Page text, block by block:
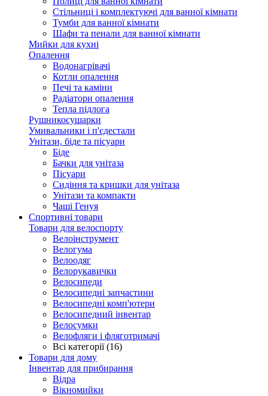
Стільниці і комплектуючі для ванної кімнати
Тумби для ванної кімнати
Шафи та пенали для ванної кімнати
Мийки для кухні
Опалення
Водонагрівачі
Котли опалення
Печі та каміни
Радіатори опалення
Тепла підлога
Рушникосушарки
Умивальники і п'єдестали
Унітази, біде та пісуари
Біде
Бачки для унітаза
Пісуари
Сидіння та кришки для унітаза
Унітази та компакти
Чаші Генуя
Спортивні товари
Товари для велоспорту
Велоінструмент
Велогума
Велоодяг
Велорукавички
Велосипеди
Велосипедні запчастини
Велосипедні комп'ютери
Велосипедний інвентар
Велосумки
Велофляги і фляготримачі
Всі категорії (16)
Товари для дому
Інвентар для прибирання
Відра
Вікномийки